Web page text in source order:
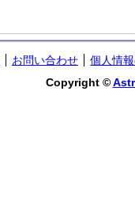
お問い合わせ
個人情
Copyright ©